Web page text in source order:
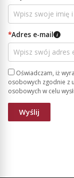
*Adres e-mail i
Oświadczam, iż
osobowych zgodnie z
osobowych w celu